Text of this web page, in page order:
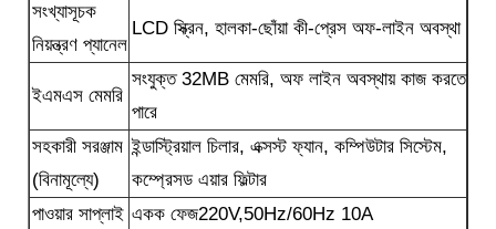
সংখ্যাসূচক
নিয়ন্ত্রণ প্যানেল
LCD স্ক্রিন, হালকা-ছোঁয়া কী-প্রেস অফ-লাইন অবস্থা
ইএমএস মেমরি
সংযুক্ত 32MB মেমরি, অফ লাইন অবস্থায় কাজ করতে
পারে
সহকারী সরঞ্জাম
(বিনামূল্যে)
ইন্ডাস্ট্রিয়াল চিলার, এক্সস্ট ফ্যান, কম্পিউটার সিস্টেম,
কম্প্রেসড এয়ার ফিল্টার
পাওয়ার সাপ্লাই একক ফেজ220V,50Hz/60Hz 10A